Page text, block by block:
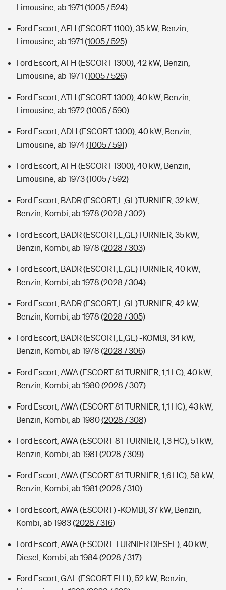
Limousine, ab 1971 (1005 / 524)
Ford Escort, AFH (ESCORT 1100), 35 kW, Benzin,
Limousine, ab 1971 (1005 / 525)
Ford Escort, AFH (ESCORT 1300), 42 kW, Benzin,
Limousine, ab 1971 (1005 / 526)
Ford Escort, ATH (ESCORT 1300), 40 kW, Benzin,
Limousine, ab 1972(1005 / 590)
Ford Escort, ADH (ESCORT 1300), 40 kW, Benzin,
Limousine, ab 1974(1005 / 591)
Ford Escort, AFH (ESCORT 1300), 40 kW, Benzin,
Limousine, ab 1973(1005 / 592)
Ford Escort, BADR (ESCORT,L,GL)TURNIER, 32 kW,
Benzin, Kombi, ab 1978 (2028 / 302)
Ford Escort, BADR (ESCORT,L,GL)TURNIER, 35 kW,
Benzin, Kombi, ab 1978 (2028 / 303)
Ford Escort, BADR (ESCORT,L,GL)TURNIER, 40 kW,
Benzin, Kombi, ab 1978 (2028 / 304)
Ford Escort, BADR (ESCORT,L,GL)TURNIER, 42 kW,
Benzin, Kombi, ab 1978 (2028 / 305)
Ford Escort, BADR (ESCORT,L,GL) -KOMBI, 34 kW,
Benzin, Kombi, ab 1978 (2028 / 306)
Ford Escort, AWA (ESCORT 81 TURNIER, 1,1 LC), 40 kW,
Benzin, Kombi, ab 1980(2028 / 307)
Ford Escort, AWA (ESCORT 81 TURNIER, 1,1 HC), 43 kW,
Benzin, Kombi, ab 1980(2028 / 308)
Ford Escort, AWA (ESCORT 81 TURNIER, 1,3 HC), 51 kW,
Benzin, Kombi, ab 1981 (2028 / 309)
Ford Escort, AWA (ESCORT 81 TURNIER, 1,6 HC), 58 kW,
Benzin, Kombi, ab 1981 (2028 / 310)
Ford Escort, AWA (ESCORT) -KOMBI, 37 kW, Benzin,
Kombi, ab 1983(2028 / 316)
Ford Escort, AWA (ESCORT TURNIER DIESEL), 40 kW,
Diesel, Kombi, ab 1984(2028 / 317)
Ford Escort, GAL (ESCORT FLH), 52 kW, Benzin,